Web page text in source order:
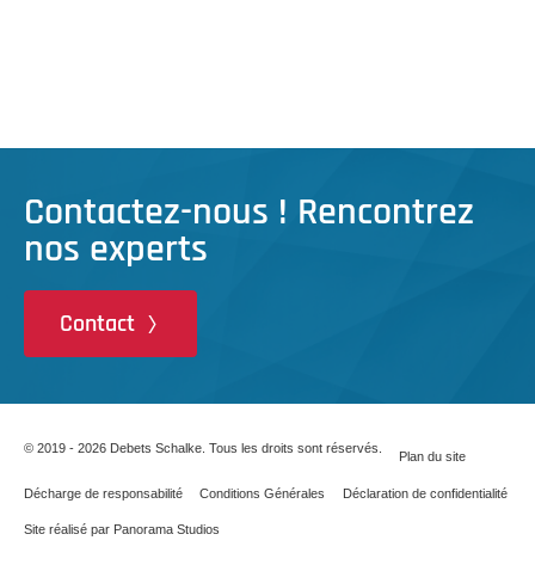
Contactez-nous ! Rencontrez
nos experts
Contact
© 2019 - 2026 Debets Schalke. Tous les droits sont réservés.
Plan du site
Décharge de responsabilité Conditions Générales Déclaration de confidentialité
Site réalisé par Panorama Studios